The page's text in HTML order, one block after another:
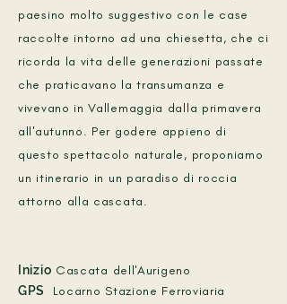
paesino molto suggestivo con le case
raccolte intorno ad una chiesetta, che ci
ricorda la vita delle generazioni passate
che praticavano la transumanza e
vivevano in Vallemaggia dalla primavera
all'autunno. Per godere appieno di
questo spettacolo naturale, proponiamo
un itinerario in un paradiso di roccia
attorno alla cascata.
Inizio Cascata dell'Aurigeno
GPS Locarno Stazione Ferroviaria